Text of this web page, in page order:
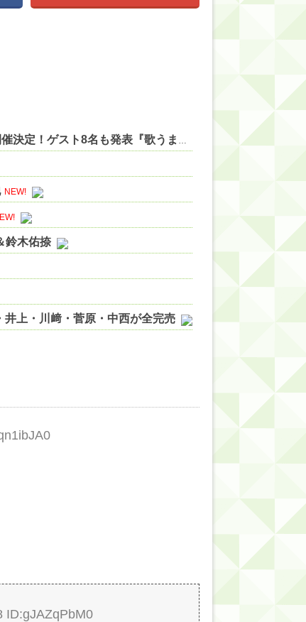
【にじさんじ】レヴィちゃん、3Dライブ「人間燦歌」開催決定！ゲスト8名も発表『歌うまバイキングなゲストや』【8/18(火)21:00】 他
NEW!
鈴木佑捺
上・川﨑・菅原・中西が全完売
よな？
ID:gJAZqPbM0